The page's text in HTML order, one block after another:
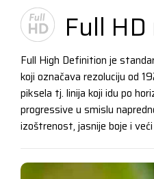
Full
Full High Definition je
koji označava rezoluciju od
piksela tj. linija koji idu po
progressive u smislu
izoštrenost, jasnije boje i